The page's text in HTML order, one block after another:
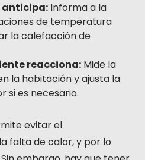
anticipa: Informa a la
de temperatura
la calefacción de
reacciona: Mide la
la habitación y ajusta la
si es necesario.
evitar el
falta de calor, y por lo